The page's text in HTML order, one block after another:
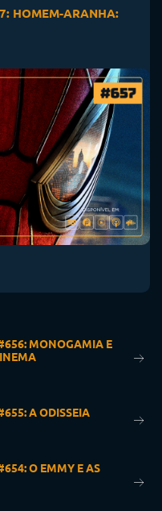
HOMEM-ARANHA:
MONOGAMIA E
A ODISSEIA
O EMMY E AS